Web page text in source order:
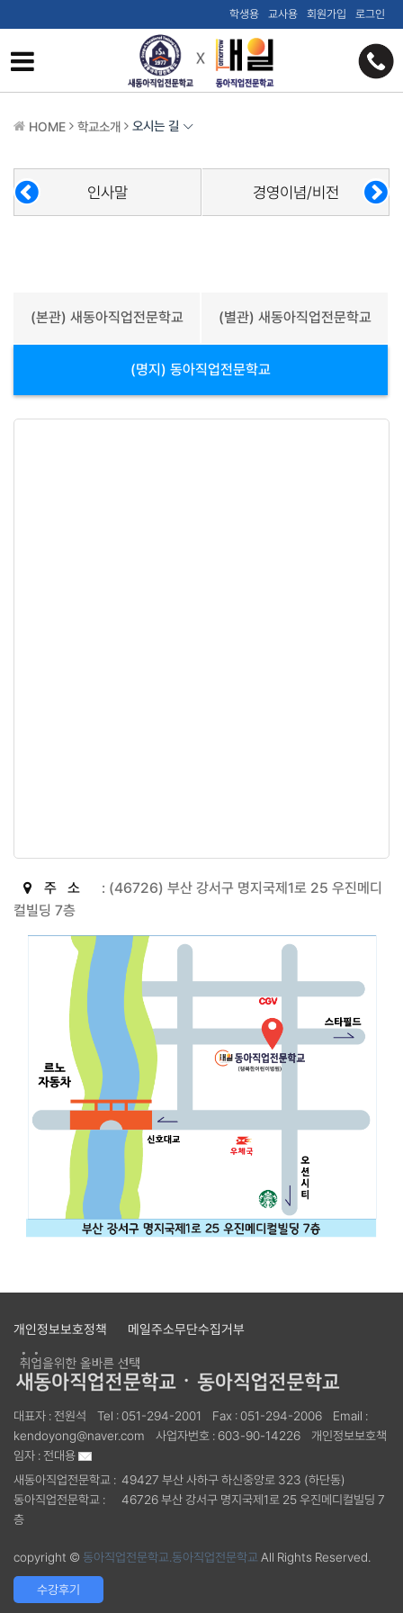
학생용 교사용 회원가입 로그인
HOME 학교소개 오시는 길
인사말 경영이념/비전
(본관) 새동아직업전문학교 (별관) 새동아직업전문학교
(명지) 동아직업전문학교
주 소
: (46726) 부산 강서구 명지국제1로 25 우진메디
컬빌딩 7층
개인정보보호정책 메일주소무단수집거부
대표자 : 전원석 Tel :051-294-2001 Fax :051-294-2006
Email :
kendoyong@naver.com
사업자번호 : 603-90-14226
개인정보보호책
임자 : 전대용
새동아직업전문학교 : 49427 부산 사하구 하신중앙로 323 (하단동)
동아직업전문학교 :
46726 부산 강서구 명지국제1로 25 우진메디컬빌딩 7
층
copyright © 동아직업전문학교.동아직업전문학교 All Rights Reserved.
수강후기